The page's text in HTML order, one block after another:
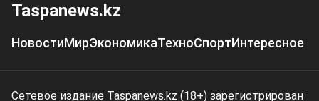
Taspanews.kz
НовостиМирЭкономикаТехноСпортИнтересное
Сетевое издание Taspanews.kz (18+) зарегистрирован